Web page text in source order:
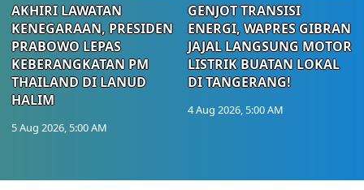
AKHIRI LAWATAN
KENEGARAAN, PRESIDEN
PRABOWO LEPAS
KEBERANGKATAN PM
THAILAND DI LANUD
HALIM
5 Aug 2026, 5:00 AM
GENJOT TRANSISI
ENERGI, WAPRES GIBRAN
JAJAL LANGSUNG MOTOR
LISTRIK BUATAN LOKAL
DI TANGERANG!
4 Aug 2026, 5:00 AM